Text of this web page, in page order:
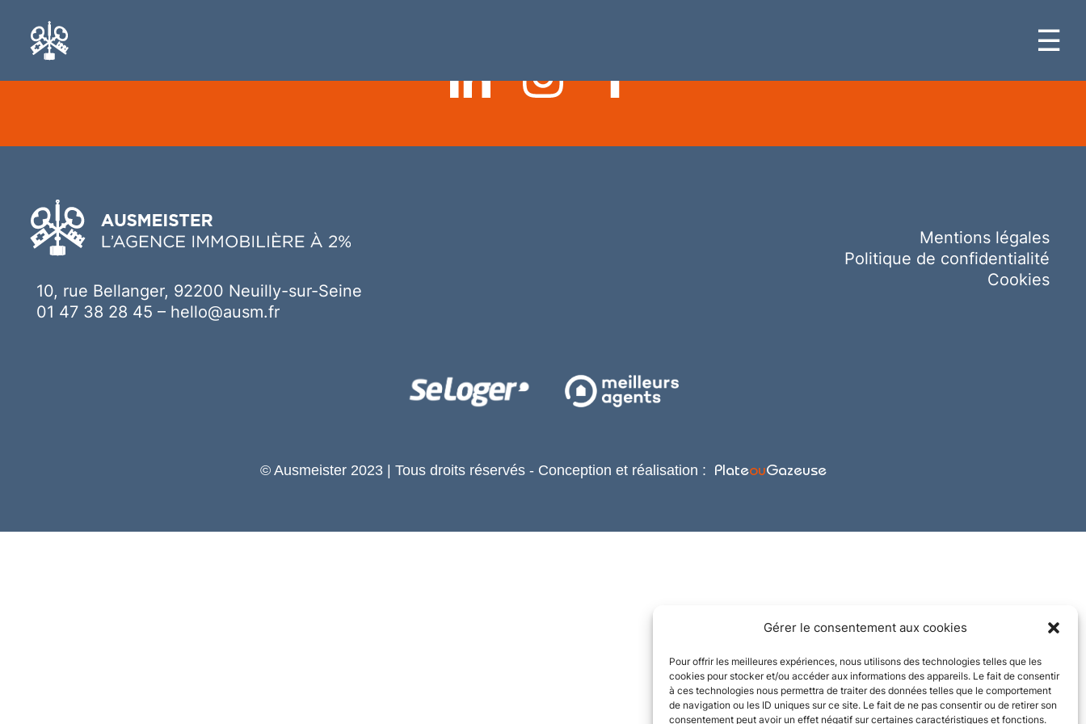
Gérer le consentement aux cookies
Pour offrir les meilleures expériences, nous utilisons des technologies telles que les
cookies pour stocker et/ou accéder aux informations des appareils. Le fait de consentir
à ces technologies nous permettra de traiter des données telles que le comportement
de navigation ou les ID uniques sur ce site. Le fait de ne pas consentir ou de retirer son
consentement peut avoir un effet négatif sur certaines caractéristiques et fonctions.
☰
10, rue Bellanger, 92200 Neuilly-sur-Seine
01 47 38 28 45 – hello@ausm.fr
Mentions légales
Politique de confidentialité
Cookies
© Ausmeister 2023 | Tous droits réservés - Conception et réalisation : PlateouGazeuse